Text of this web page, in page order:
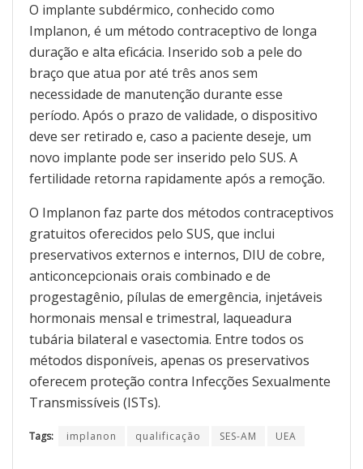
O implante subdérmico, conhecido como
Implanon, é um método contraceptivo de longa
duração e alta eficácia. Inserido sob a pele do
braço que atua por até três anos sem
necessidade de manutenção durante esse
período. Após o prazo de validade, o dispositivo
deve ser retirado e, caso a paciente deseje, um
novo implante pode ser inserido pelo SUS. A
fertilidade retorna rapidamente após a remoção.
O Implanon faz parte dos métodos contraceptivos
gratuitos oferecidos pelo SUS, que inclui
preservativos externos e internos, DIU de cobre,
anticoncepcionais orais combinado e de
progestagênio, pílulas de emergência, injetáveis
hormonais mensal e trimestral, laqueadura
tubária bilateral e vasectomia. Entre todos os
métodos disponíveis, apenas os preservativos
oferecem proteção contra Infecções Sexualmente
Transmissíveis (ISTs).
Tags: implanon qualificação SES-AM UEA